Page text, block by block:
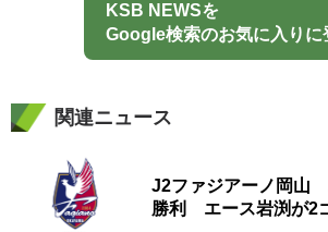
KSB NEWSを
Google検索のお気に入りに
関連ニュース
J2ファジアーノ岡山
勝利 エース岩渕が2